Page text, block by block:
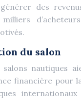
des
du salon
salons nautiques
financière pour